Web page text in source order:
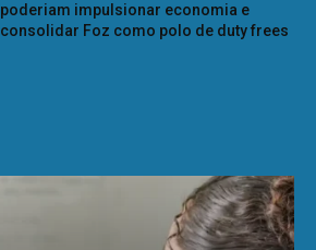
poderiam impulsionar economia e
consolidar Foz como polo de duty frees